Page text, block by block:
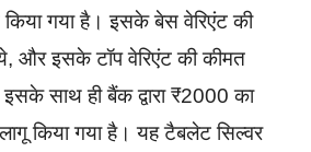
गया है। इसके बेस वेरिएंट की
और इसके टॉप वेरिएंट की कीमत
साथ ही बैंक द्वारा ₹2000 का
किया गया है। यह टैबलेट सिल्वर